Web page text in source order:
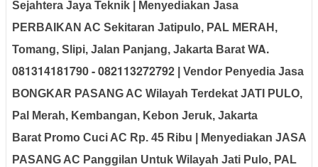
Sejahtera Jaya Teknik | Menyediakan Jasa
PERBAIKAN AC Sekitaran Jatipulo, PAL MERAH,
Tomang, Slipi, Jalan Panjang, Jakarta Barat WA.
081314181790 - 082113272792 | Vendor Penyedia Jasa
BONGKAR PASANG AC Wilayah Terdekat JATI PULO,
Pal Merah, Kembangan, Kebon Jeruk, Jakarta
Barat Promo Cuci AC Rp. 45 Ribu | Menyediakan JASA
PASANG AC Panggilan Untuk Wilayah Jati Pulo, PAL